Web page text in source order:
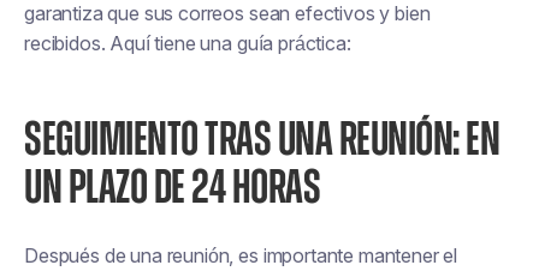
garantiza que sus correos sean efectivos y bien
recibidos. Aquí tiene una guía práctica:
SEGUIMIENTO TRAS UNA REUNIÓN: EN
UN PLAZO DE 24 HORAS
Después de una reunión, es importante mantener el